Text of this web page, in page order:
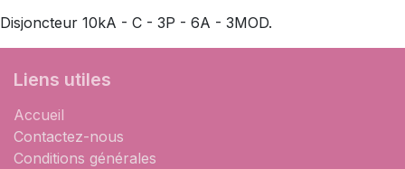
Disjoncteur 10kA - C - 3P - 6A - 3MOD.
Liens utiles
Accueil
Contactez-nous
Conditions générales